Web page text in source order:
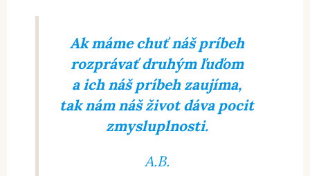
máme chuťnáš príbeh
a ich náš príbeh zaujíma,